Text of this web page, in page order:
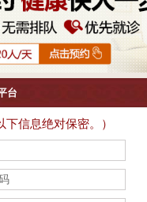
台
下信息绝对保密。）